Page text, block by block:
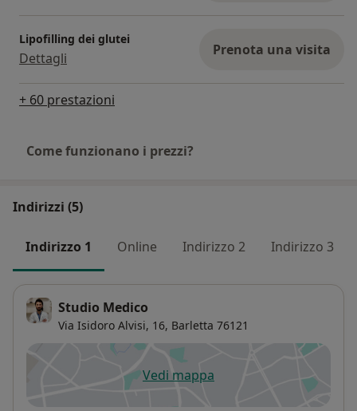
Lipofilling dei glutei
Dettagli Prenota una visita
+ 60 prestazioni
Come funzionano i prezzi?
Indirizzi (5)
Indirizzo 1 Online Indirizzo 2 Indirizzo 3
Studio Medico
Via Isidoro Alvisi, 16, Barletta 76121
Vedi mappasi apre in una nuova scheda